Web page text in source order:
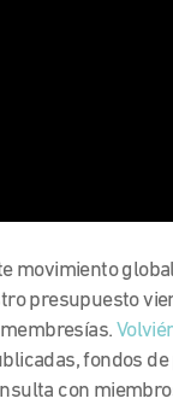
movimiento
presupuesto
fondos
con